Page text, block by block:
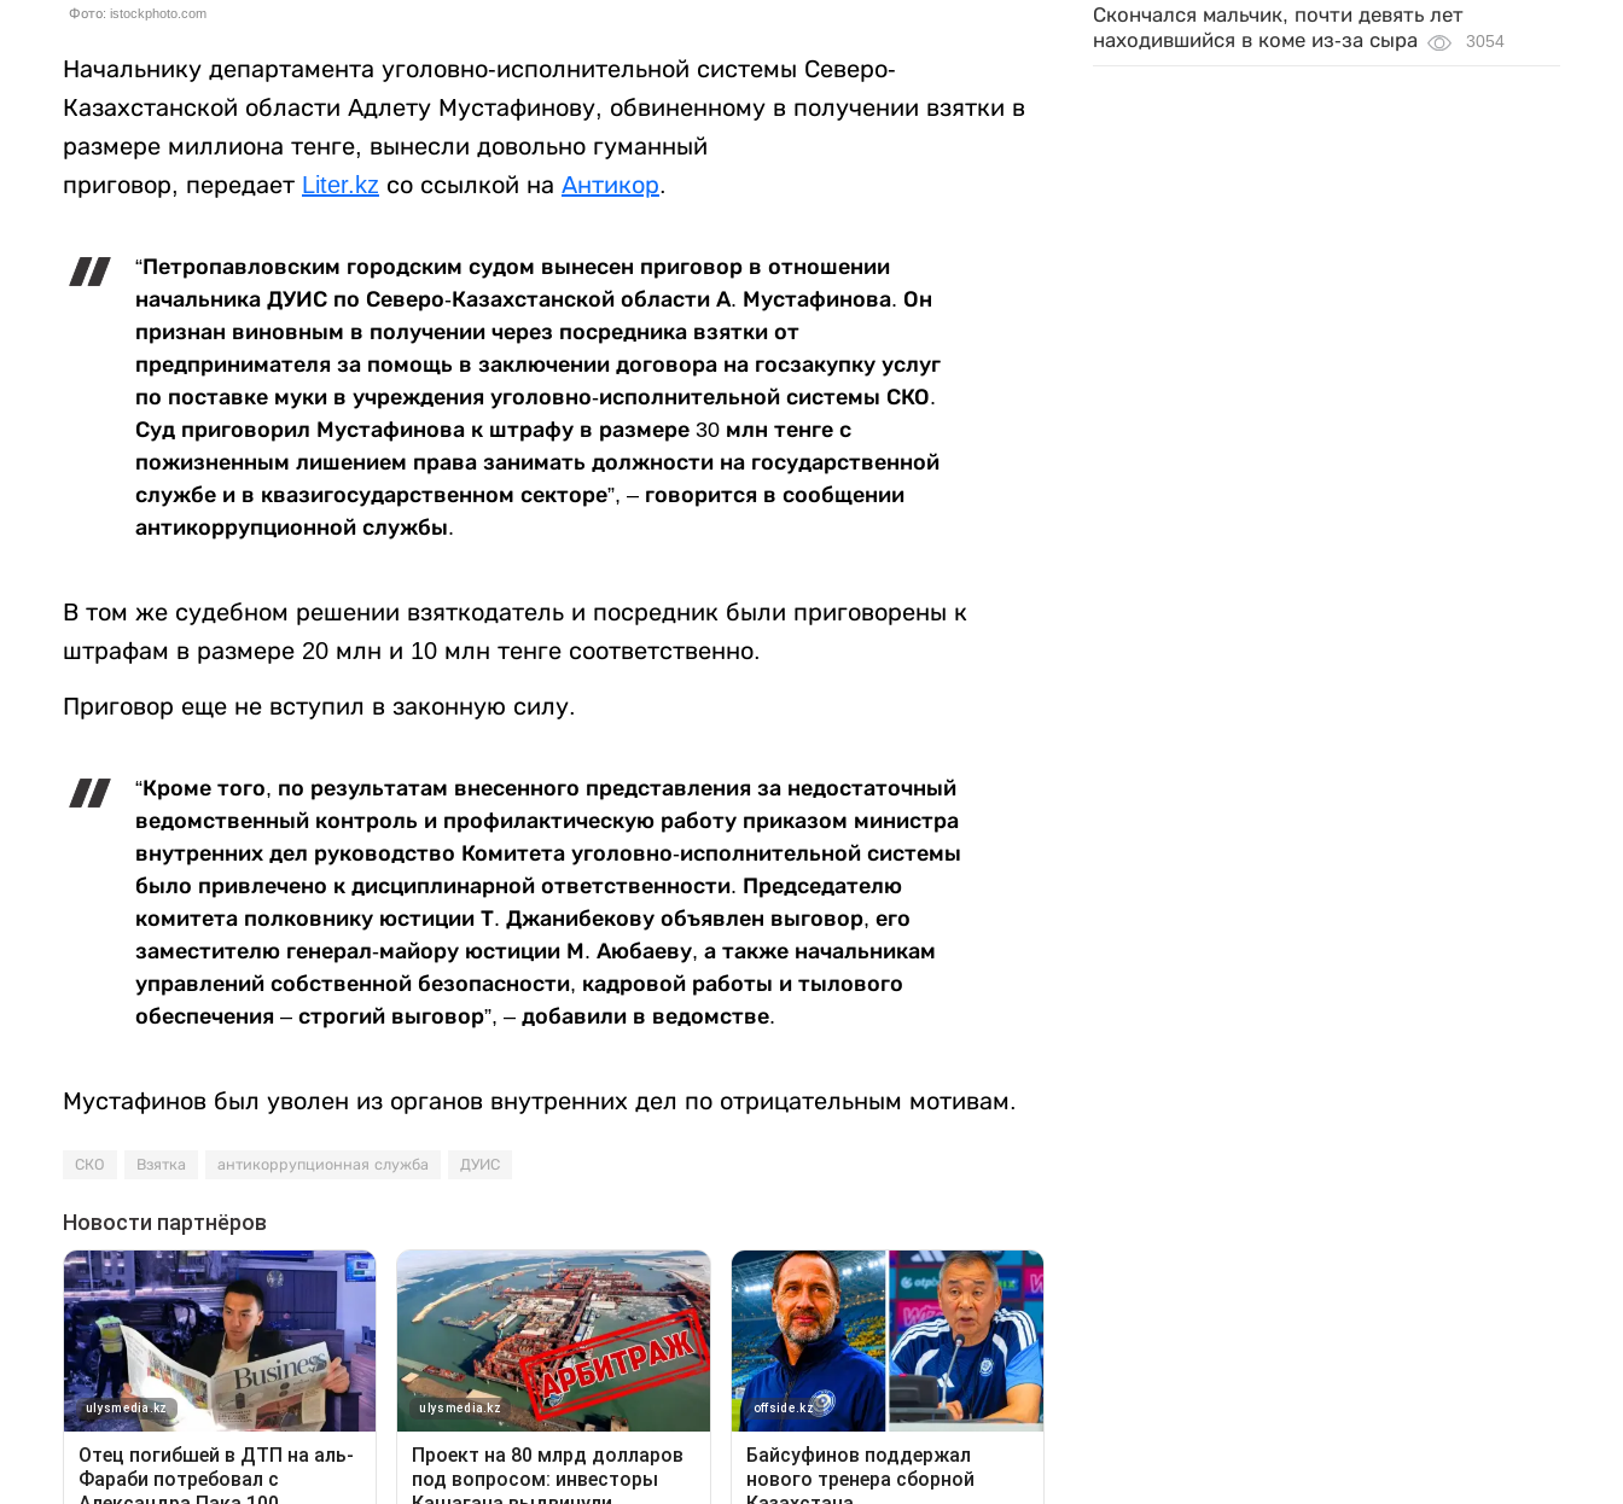
Фото: istockphoto.com
Начальнику департамента уголовно-исполнительной системы Северо-
Казахстанской области Адлету Мустафинову, обвиненному в получении взятки в
размере миллиона тенге, вынесли довольно гуманный
приговор, передает Liter.kz со ссылкой на Антикор.
“Петропавловским городским судом вынесен приговор в отношении
начальника ДУИС по Северо-Казахстанской области А. Мустафинова. Он
признан виновным в получении через посредника взятки от
предпринимателя за помощь в заключении договора на госзакупку услуг
по поставке муки в учреждения уголовно-исполнительной системы СКО.
Суд приговорил Мустафинова к штрафу в размере 30 млн тенге с
пожизненным лишением права занимать должности на государственной
службе и в квазигосударственном секторе”, – говорится в сообщении
антикоррупционной службы.
В том же судебном решении взяткодатель и посредник были приговорены к
штрафам в размере 20 млн и 10 млн тенге соответственно.
Приговор еще не вступил в законную силу.
“Кроме того, по результатам внесенного представления за недостаточный
ведомственный контроль и профилактическую работу приказом министра
внутренних дел руководство Комитета уголовно-исполнительной системы
было привлечено к дисциплинарной ответственности. Председателю
комитета полковнику юстиции Т. Джанибекову объявлен выговор, его
заместителю генерал-майору юстиции М. Аюбаеву, а также начальникам
управлений собственной безопасности, кадровой работы и тылового
обеспечения – строгий выговор”, – добавили в ведомстве.
Мустафинов был уволен из органов внутренних дел по отрицательным мотивам.
СКО Взятка антикоррупционная служба ДУИС
Скончался мальчик, почти девять лет
находившийся в коме из-за сыра
3054